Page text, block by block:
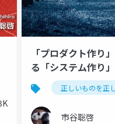
「プロダクト作り
る「システム作り」
正しいものを正
市谷聡啓